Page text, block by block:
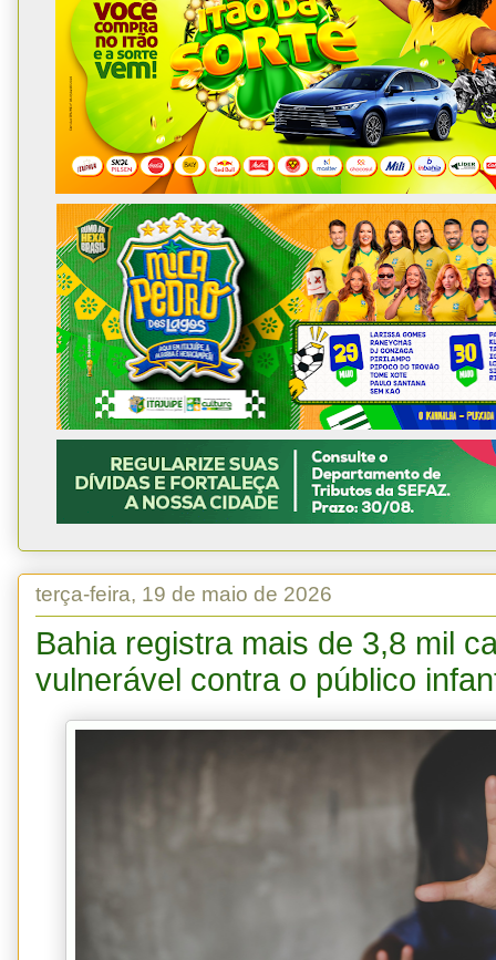
terça-feira, 19 de maio de 2026
Bahia registra mais de 3,8 mil
vulnerável contra o público